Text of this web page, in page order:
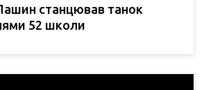
станцював танок
52 школи